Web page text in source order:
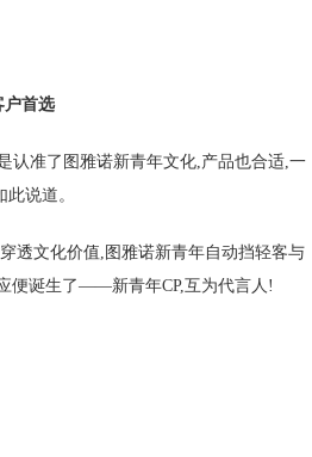
户首选
认准了图雅诺新青年文化,产品也合适,一
说道。
透文化价值,图雅诺新青年自动挡轻客与
便诞生了——新青年CP,互为代言人!